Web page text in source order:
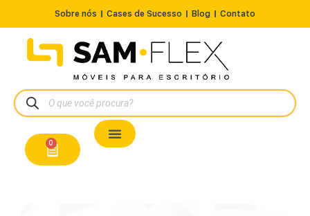
Sobre nós Cases de Sucesso Blog Contato
0